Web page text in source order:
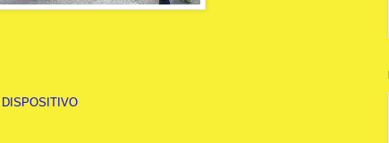
DISPOSITIVO